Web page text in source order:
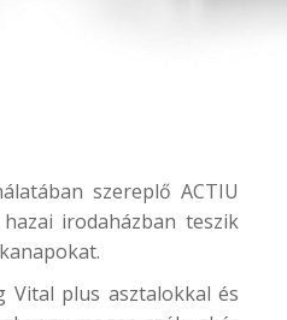
szereplő ACTIU
irodaházban teszik
Vital plus asztalokkal és